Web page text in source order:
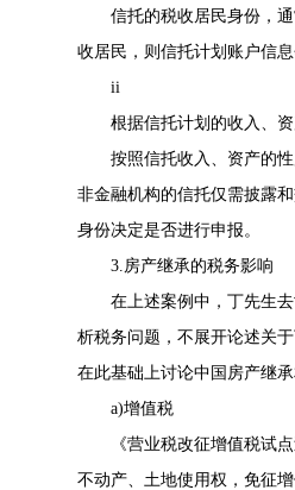
信托的税收居民身份，通
收居民，则信托计划账户信
ii
根据信托计划的收入、资
按照信托收入、资产的性
非金融机构的信托仅需披露
身份决定是否进行申报。
3.房产继承的税务影响
在上述案例中，丁先生去
析税务问题，不展开论述关
在此基础上讨论中国房产继承
a)增值税
《营业税改征增值税试点
不动产、土地使用权，免征